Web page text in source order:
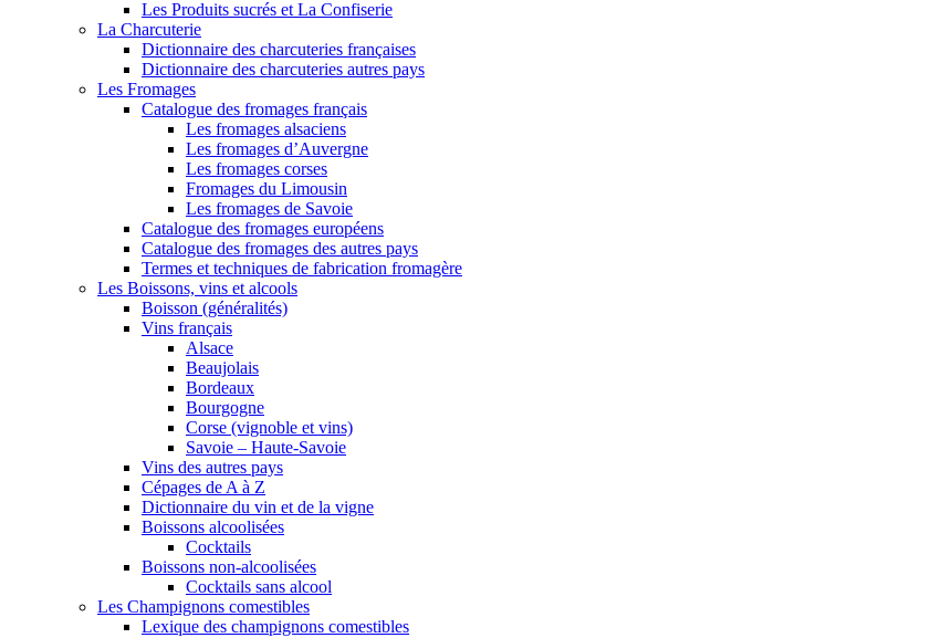
Les Produits sucrés et La Confiserie
La Charcuterie
Dictionnaire des charcuteries françaises
Dictionnaire des charcuteries autres pays
Les Fromages
Catalogue des fromages français
Les fromages alsaciens
Les fromages d’Auvergne
Les fromages corses
Fromages du Limousin
Les fromages de Savoie
Catalogue des fromages européens
Catalogue des fromages des autres pays
Termes et techniques de fabrication fromagère
Les Boissons, vins et alcools
Boisson (généralités)
Vins français
Alsace
Beaujolais
Bordeaux
Bourgogne
Corse (vignoble et vins)
Savoie – Haute-Savoie
Vins des autres pays
Cépages de A à Z
Dictionnaire du vin et de la vigne
Boissons alcoolisées
Cocktails
Boissons non-alcoolisées
Cocktails sans alcool
Les Champignons comestibles
Lexique des champignons comestibles